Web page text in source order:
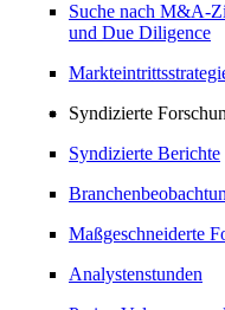
Suche nach M&A-
und Due Diligence
Syndizierte
Syndizierte Berichte
Maßgeschneiderte
Analystenstunden